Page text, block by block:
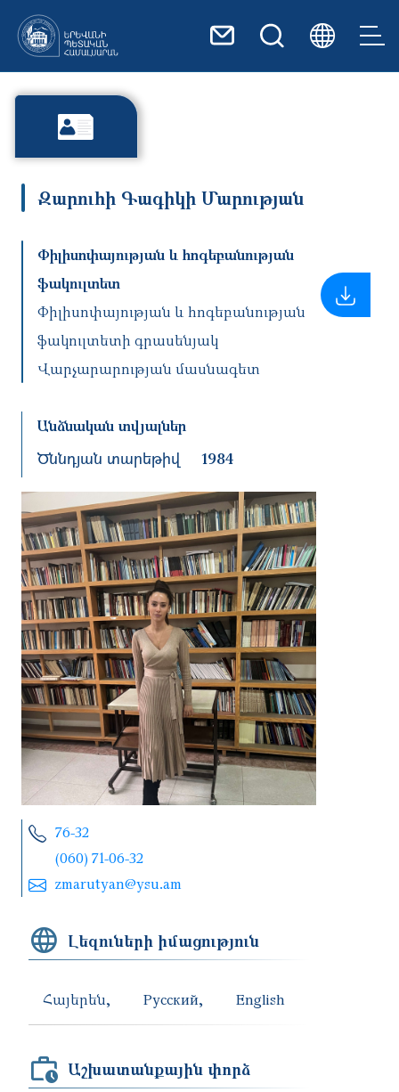
76-32
(060) 71-06-32
zmarutyan@ysu.am
Զարուհի Գագիկի Մարության
Փիլիսոփայության և հոգեբանության
ֆակուլտետ
Փիլիսոփայության և հոգեբանության
ֆակուլտետի գրասենյակ
Վարչարարության մասնագետ
Անձնական տվյալներ
Ծննդյան տարեթիվ 1984
Լեզուների իմացություն
Հայերեն Русский English
Աշխատանքային փորձ